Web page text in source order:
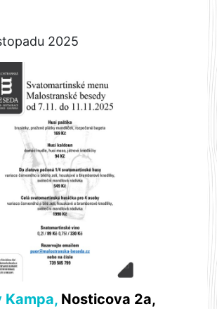
2025
Kampa, Nosticova 2a,